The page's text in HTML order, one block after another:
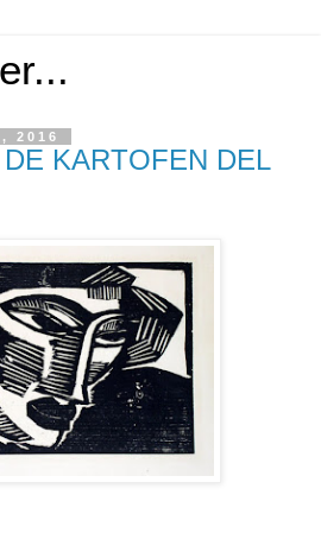
2016
KARTOFEN DEL